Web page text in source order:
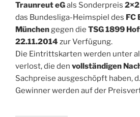
Traunreut eGals Sonderpreis
das Bundesliga-Heimspiel des FC
Münchengegen die TSG 1899
22.11.2014 zur Verfügung.
Die Eintrittskarten werden unter
verlost, die den vollständigen
Sachpreise ausgeschöpft haben,
Gewinner werden auf der